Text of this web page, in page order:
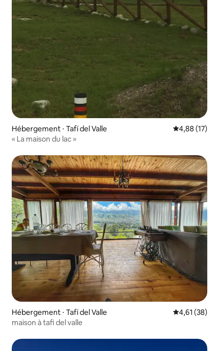
Hébergement ⋅ Tafí del Valle Évaluation
4,88 (17)
« La maison du lac »
Hébergement ⋅ Tafí del Valle Évaluation
4,61 (38)
maison à tafi del valle